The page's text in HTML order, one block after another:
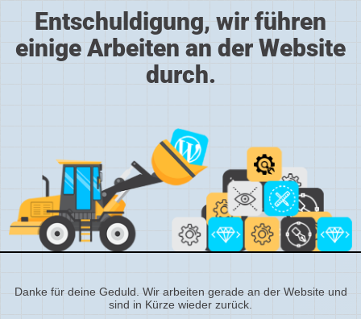
Entschuldigung, wir führen
einige Arbeiten an der Website
durch.
Danke für deine Geduld. Wir arbeiten gerade an der Website und
sind in Kürze wieder zurück.